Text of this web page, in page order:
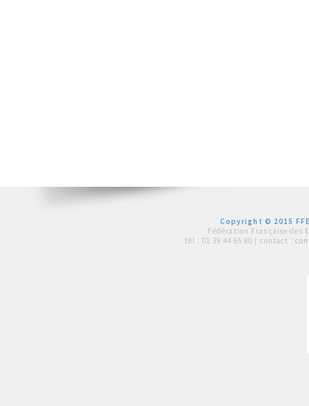
Copyright © 2015
Fédération Française des
tél : 01 39 44 65 80 | contact :